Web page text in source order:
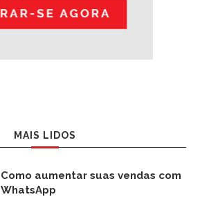
MAIS LIDOS
Como aumentar suas vendas com
WhatsApp